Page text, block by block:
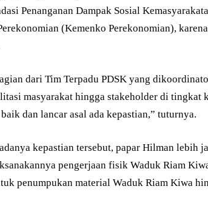
Penanganan Dampak Sosial
(Kemenko Perekonomian),
dari Tim Terpadu PDSK yang
masyarakat hingga stakeholder di tingkat
dan lancar asal ada kepastian,” tuturnya.
kepastian tersebut, papar Hilman lebih
pengerjaan fisik Waduk Riam
penumpukan material Waduk Riam Kiwa